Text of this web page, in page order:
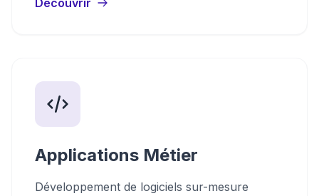
Découvrir
Applications Métier
Développement de logiciels sur-mesure